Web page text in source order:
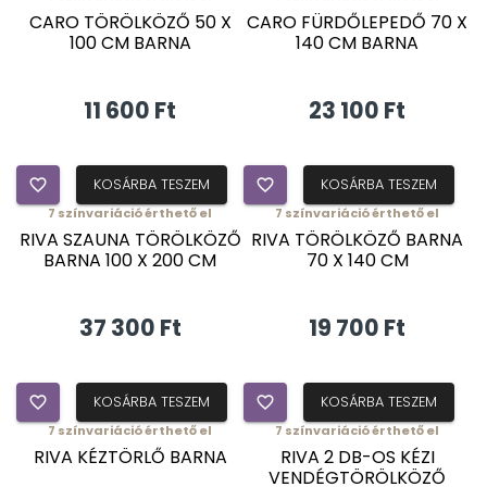
CARO TÖRÖLKÖZŐ 50 X
100 CM BARNA
11 600 Ft
favorite_border KOSÁRBA TESZEM
CARO FÜRDŐLEPEDŐ 70 X
140 CM BARNA
23 100 Ft
favorite_border KOSÁRBA TESZEM
7 színvariáció érthető el
RIVA SZAUNA TÖRÖLKÖZŐ
BARNA 100 X 200 CM
37 300 Ft
favorite_border KOSÁRBA TESZEM
7 színvariáció érthető el
RIVA TÖRÖLKÖZŐ BARNA
70 X 140 CM
19 700 Ft
favorite_border KOSÁRBA TESZEM
7 színvariáció érthető el
RIVA KÉZTÖRLŐ BARNA
7 színvariáció érthető el
RIVA 2 DB-OS KÉZI
VENDÉGTÖRÖLKÖZŐ